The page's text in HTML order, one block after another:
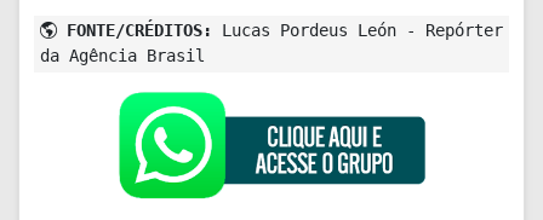
FONTE/CRÉDITOS:
Lucas Pordeus León - Repórter
da Agência Brasil